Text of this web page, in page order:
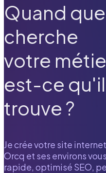
Quand
cherche
votre
est-ce
trouve ?
Je crée votre site
Orcq et ses environs
rapide, optimisé SEO,